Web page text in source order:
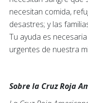
necesitan comida,
desastres; y las
Tu ayuda es
urgentes de nuestra
Sobre la Cruz Roja